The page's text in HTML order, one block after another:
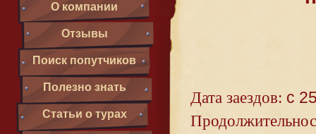
О компании
Отзывы
Поиск попутчиков
Полезно знать
Статьи о турах
Дата заездов: с